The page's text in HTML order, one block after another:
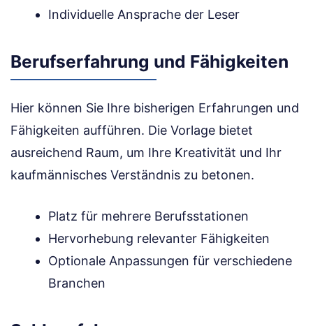
Individuelle Ansprache der Leser
Berufserfahrung und Fähigkeiten
Hier können Sie Ihre bisherigen Erfahrungen und
Fähigkeiten aufführen. Die Vorlage bietet
ausreichend Raum, um Ihre Kreativität und Ihr
kaufmännisches Verständnis zu betonen.
Platz für mehrere Berufsstationen
Hervorhebung relevanter Fähigkeiten
Optionale Anpassungen für verschiedene
Branchen